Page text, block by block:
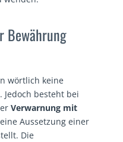
Bewährung
wörtlich keine
Jedoch besteht bei
Verwarnung mit
Aussetzung einer
Die